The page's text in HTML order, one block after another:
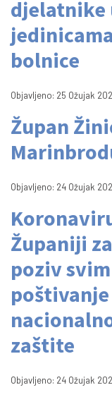
djelatnike
bolnice
Objavljeno: 25 Ožujak
Župan
Objavljeno: 24 Ožujak
Županiji
poziv
zaštite
Objavljeno: 24 Ožujak